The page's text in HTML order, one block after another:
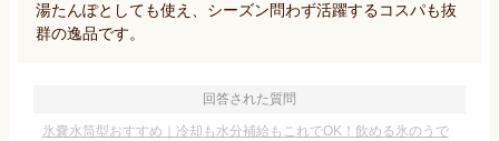
湯たんぽとしても使え、シーズン問わず活躍するコスパも抜
群の逸品です。
回答された質問
氷嚢水筒型おすすめ｜冷却も水分補給もこれでOK！飲める氷のうで